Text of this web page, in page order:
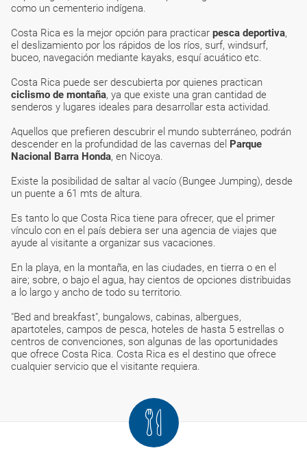
como un cementerio indígena.
Costa Rica es la mejor opción para practicar pesca deportiva,
el deslizamiento por los rápidos de los ríos, surf, windsurf,
buceo, navegación mediante kayaks, esquí acuático etc.
Costa Rica puede ser descubierta por quienes practican
ciclismo de montaña, ya que existe una gran cantidad de
senderos y lugares ideales para desarrollar esta actividad.
Aquellos que prefieren descubrir el mundo subterráneo, podrán
descender en la profundidad de las cavernas del Parque
Nacional Barra Honda, en Nicoya.
Existe la posibilidad de saltar al vacío (Bungee Jumping), desde
un puente a 61 mts de altura.
Es tanto lo que Costa Rica tiene para ofrecer, que el primer
vínculo con en el país debiera ser una agencia de viajes que
ayude al visitante a organizar sus vacaciones.
En la playa, en la montaña, en las ciudades, en tierra o en el
aire; sobre, o bajo el agua, hay cientos de opciones distribuidas
a lo largo y ancho de todo su territorio.
"Bed and breakfast", bungalows, cabinas, albergues,
apartoteles, campos de pesca, hoteles de hasta 5 estrellas o
centros de convenciones, son algunas de las oportunidades
que ofrece Costa Rica. Costa Rica es el destino que ofrece
cualquier servicio que el visitante requiera.